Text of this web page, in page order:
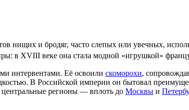
нищих и бродяг, часто слепых или увечных,
в XVIII веке она стала модной «игрушкой»
интервентами. Её освоили скоморохи,
В Российской империи он бытовал
регионы — вплоть до Москвы и